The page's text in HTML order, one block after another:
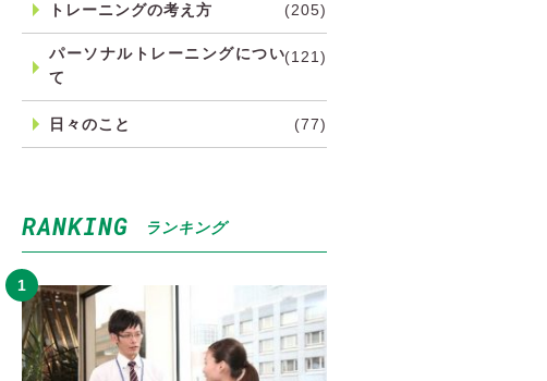
トレーニングの考え方 (205)
パーソナルトレーニングについ
て
(121)
日々のこと (77)
RANKING ランキング